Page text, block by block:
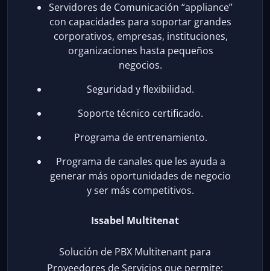
Servidores de Comunicación “appliance”
con capacidades para soportar grandes
corporativos, empresas, instituciones,
organizaciones hasta pequeños
negocios.
Seguridad y flexibilidad.
Soporte técnico certificado.
Programa de entrenamiento.
Programa de canales que les ayuda a
generar más oportunidades de negocio
y ser más competitivos.
Issabel Multitenat
Solución de PBX Multitenant para
Proveedores de Servicios que permite: